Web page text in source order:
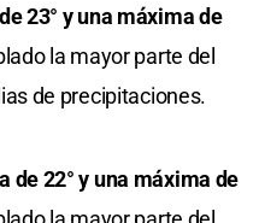
23° y una máxima de
la mayor parte del
de precipitaciones.
de 22° y una máxima de